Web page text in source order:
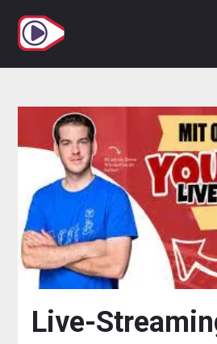
Inhalt
springen
Live-